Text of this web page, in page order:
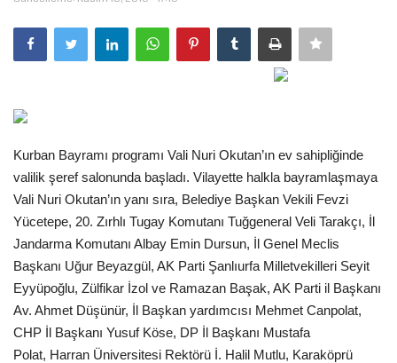
Köşe Yazıları
Şanlıurfa
Eğitim
Spor
Gündem
Tekno Bilim
Ekonomi
Kurban Bayramı programı Vali Nuri Okutan’ın ev sahipliğinde
valilik şeref salonunda başladı. Vilayette halkla bayramlaşmaya
Vali Nuri Okutan’ın yanı sıra, Belediye Başkan Vekili Fevzi
Yücetepe, 20. Zırhlı Tugay Komutanı Tuğgeneral Veli Tarakçı, İl
Jandarma Komutanı Albay Emin Dursun, İl Genel Meclis
Başkanı Uğur Beyazgül, AK Parti Şanlıurfa Milletvekilleri Seyit
Eyyüpoğlu, Zülfikar İzol ve Ramazan Başak, AK Parti il Başkanı
Av. Ahmet Düşünür, İl Başkan yardımcısı Mehmet Canpolat,
CHP İl Başkanı Yusuf Köse, DP İl Başkanı Mustafa
Polat, Harran Üniversitesi Rektörü İ. Halil Mutlu, Karaköprü